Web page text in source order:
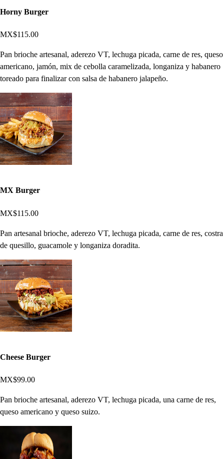
Horny Burger
MX$115.00
Pan brioche artesanal, aderezo VT, lechuga picada, carne de res, queso
americano, jamón, mix de cebolla caramelizada, longaniza y habanero
toreado para finalizar con salsa de habanero jalapeño.
MX Burger
MX$115.00
Pan artesanal brioche, aderezo VT, lechuga picada, carne de res, costra
de quesillo, guacamole y longaniza doradita.
Cheese Burger
MX$99.00
Pan brioche artesanal, aderezo VT, lechuga picada, una carne de res,
queso americano y queso suizo.